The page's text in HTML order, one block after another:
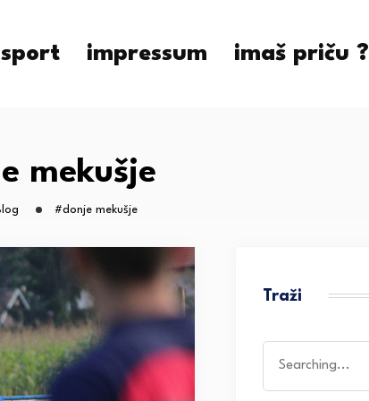
sport impressum imaš priču ?
mekušje
#donje mekušje
Traži
for: